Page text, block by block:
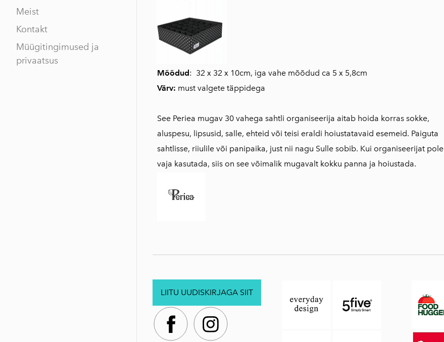
Meist
Kontakt
Müügitingimused ja
privaatsus
Mõõdud: 32 x 32 x 10cm, iga vahe mõõdud ca 5 x 5,8cm
Värv: must valgete täppidega
See Periea mugav 30 vahega sahtli organiseerija aitab hoida korras sokke,
aluspesu, lipsusid, salle, ehteid või teisi eraldi hoiustatavaid esemeid. Paiguta
sahtlisse, riiulile või panipaika, just nii nagu Sulle sobib. Kui organiseerijat pole
vaja kasutada, siis on see võimalik mugavalt kokku panna ja hoiustada.
LIITU UUDISKIRJAGA SIIT